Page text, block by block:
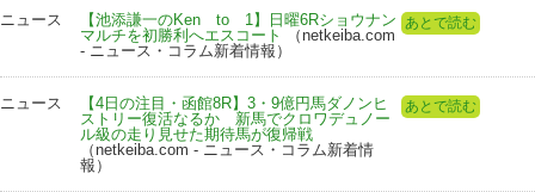
ニュース
【池添謙一のKen to 1】日曜6Rショウナン
マルチを初勝利へエスコート
（netkeiba.com
- ニュース・コラム新着情報）
あとで読む
ニュース
【4日の注目・函館8R】3・9億円馬ダノンヒ
ストリー復活なるか 新馬でクロワデュノー
ル級の走り見せた期待馬が復帰戦
（netkeiba.com - ニュース・コラム新着情
報）
あとで読む